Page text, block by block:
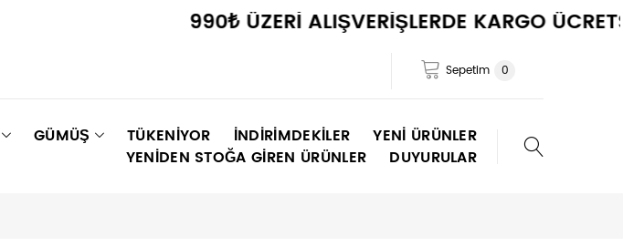
990₺ ÜZERİ ALIŞVERİŞLERDE KARGO ÜCRETSİZ !
Sepetim 0
GÜMÜŞ TÜKENIYOR İNDIRIMDEKILER
YENI ÜRÜNLER
YENIDEN STOĞA GIREN ÜRÜNLER
DUYURULAR